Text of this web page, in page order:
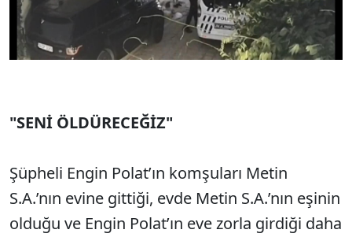
"SENİ ÖLDÜRECEĞİZ"
Şüpheli Engin Polat’ın komşuları Metin
S.A.’nın evine gittiği, evde Metin S.A.’nın eşinin
olduğu ve Engin Polat’ın eve zorla girdiği daha